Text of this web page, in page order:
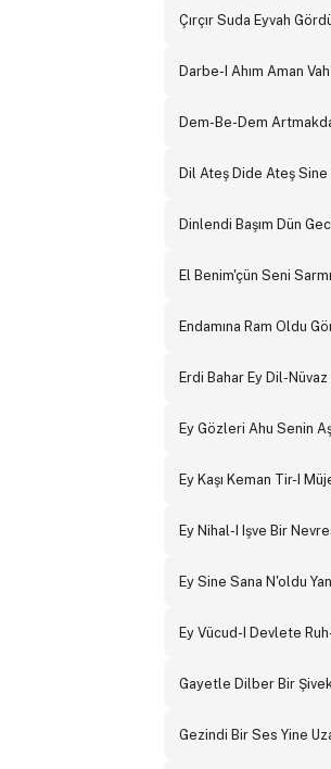
Çırçır Suda Eyvah
Darbe-I Ahım Aman
Dem-Be-Dem
Dil Ateş Dide Ateş
Dinlendi Başım Dün
El Benim'çün Seni
Endamına Ram Oldu
Erdi Bahar Ey Dil-
Ey Gözleri Ahu Senin
Ey Kaşı Keman Tir-I
Ey Nihal-I Işve Bir
Ey Sine Sana N'oldu
Ey Vücud-I Devlete
Gayetle Dilber Bir
Gezindi Bir Ses Yine